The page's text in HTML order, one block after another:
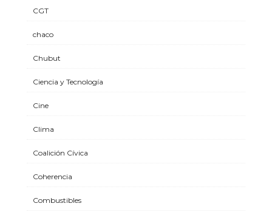
CGT
chaco
Chubut
Ciencia y Tecnología
Cine
Clima
Coalición Cívica
Coherencia
Combustibles